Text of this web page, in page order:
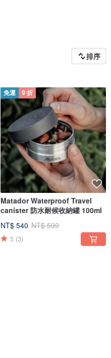
排序
免運 9 折
Matador Waterproof Travel
canister 防水耐候收納罐 100ml
NT$ 540 NT$ 599
5 (3)